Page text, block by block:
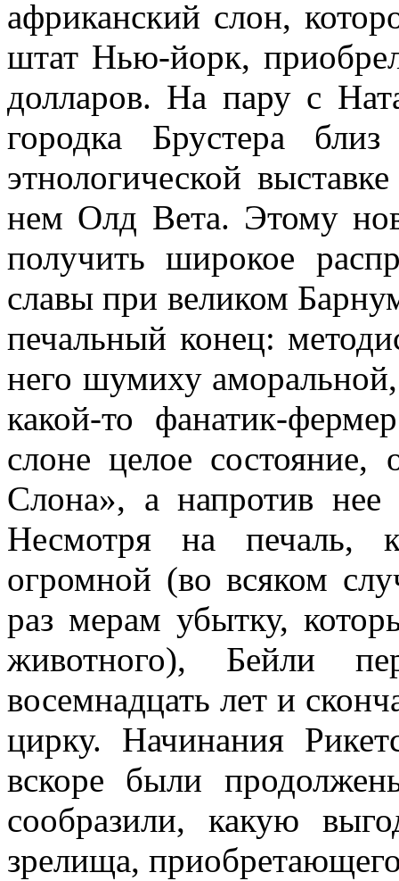
африканский слон,
штат Нью-йорк,
долларов. На пару с
городка Брустера
этнологической
нем Олд Вета. Этому
получить широкое
славы при великом
печальный конец:
него шумиху
какой-то фанатик-
слоне целое
Слона», а напротив
Несмотря на печаль,
огромной (во всяком
раз мерам убытку,
животного), Бейли
восемнадцать лет и
цирку. Начинания
вскоре были
сообразили, какую
зрелища,